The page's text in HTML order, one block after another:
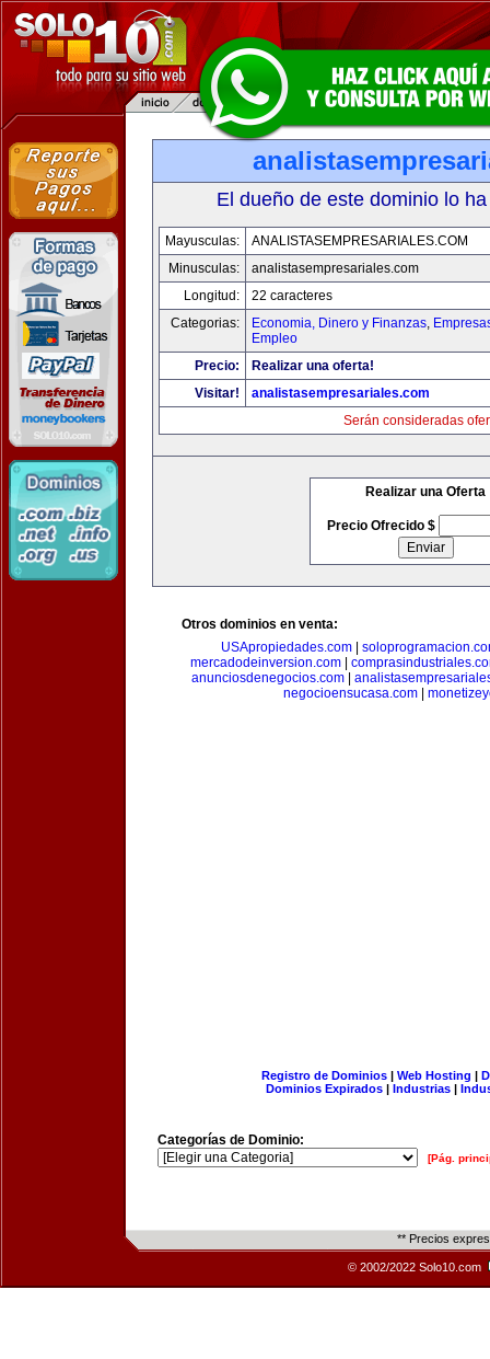
El dueño de este dominio lo
Mayusculas:
ANALISTASEMPRESARIALES.COM
Minusculas:
analistasempresariales.com
Longitud:
22 caracteres
Categorias:
Economia, Dinero y Finanzas,
Empleo
Precio:
Realizar una oferta!
Visitar!
analistasempresariales.com
Serán consideradas
Realizar una Oferta
Precio Ofrecido $
Otros dominios en venta:
USApropiedades.com
mercadodeinversion.com
anunciosdenegocios.com|
negocioensucasa.com|
Registro de Dominios| Web Hosting |
Dominios Expirados | Industrias |
Categorías de Dominio:
[Pág.
** Precios
© 2002/2022 Solo10.com